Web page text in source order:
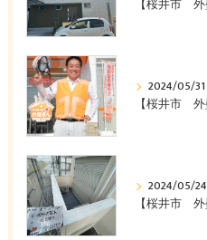
2024/05/31
2024/05/24